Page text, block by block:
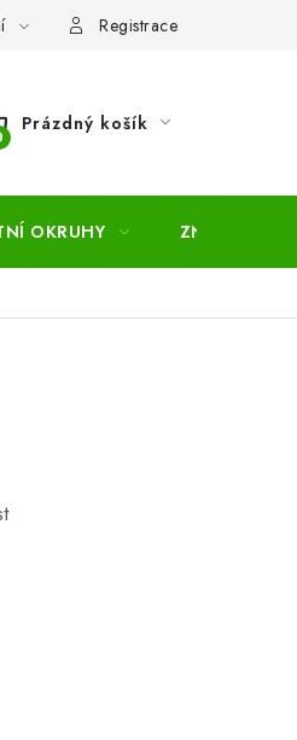
Mapa serveruRegistrace
Prázdný košík
OKRUHY ZNAČKY